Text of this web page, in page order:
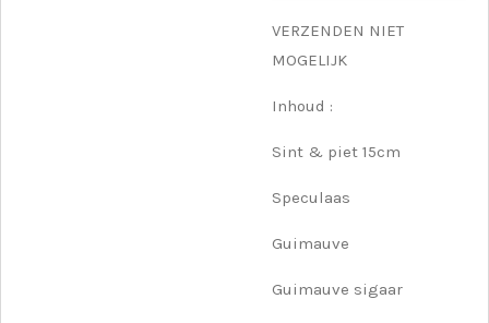
VERZENDEN NIET
MOGELIJK
Inhoud :
Sint & piet 15cm
Speculaas
Guimauve
Guimauve sigaar